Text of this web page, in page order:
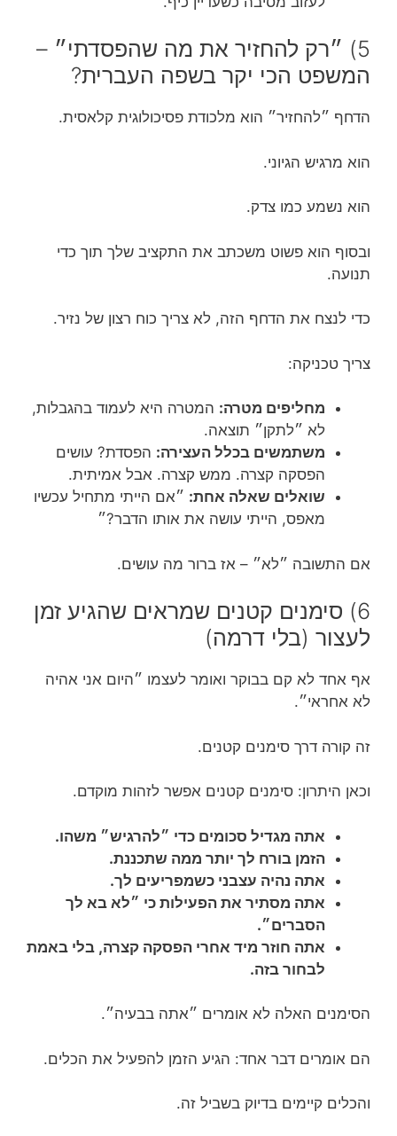
5) ״רק להחזיר את מה שהפסדתי״ –
המשפט הכי יקר בשפה העברית?
הדחף ״להחזיר״ הוא מלכודת פסיכולוגית קלאסית.
הוא מרגיש הגיוני.
הוא נשמע כמו צדק.
ובסוף הוא פשוט משכתב את התקציב שלך תוך כדי
תנועה.
כדי לנצח את הדחף הזה, לא צריך כוח רצון של נזיר.
צריך טכניקה:
מחליפים מטרה: המטרה היא לעמוד בהגבלות,
לא ״לתקן״ תוצאה.
משתמשים בכלל העצירה: הפסדת? עושים
הפסקה קצרה. ממש קצרה. אבל אמיתית.
שואלים שאלה אחת: ״אם הייתי מתחיל עכשיו
מאפס, הייתי עושה את אותו הדבר?״
אם התשובה ״לא״ – אז ברור מה עושים.
6) סימנים קטנים שמראים שהגיע זמן
לעצור (בלי דרמה)
אף אחד לא קם בבוקר ואומר לעצמו ״היום אני אהיה
לא אחראי״.
זה קורה דרך סימנים קטנים.
וכאן היתרון: סימנים קטנים אפשר לזהות מוקדם.
אתה מגדיל סכומים כדי ״להרגיש״ משהו.
הזמן בורח לך יותר ממה שתכננת.
אתה נהיה עצבני כשמפריעים לך.
אתה מסתיר את הפעילות כי ״לא בא לך
הסברים״.
אתה חוזר מיד אחרי הפסקה קצרה, בלי באמת
לבחור בזה.
הסימנים האלה לא אומרים ״אתה בבעיה״.
הם אומרים דבר אחד: הגיע הזמן להפעיל את הכלים.
והכלים קיימים בדיוק בשביל זה.